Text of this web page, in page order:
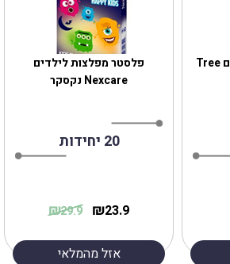
פלסטר מפלצות לילדים
Nexcare נקסקר
20 יחידות
23.9
₪
29.9
₪
אזל מהמלאי
פלסטר פלוס עוצר דימום Tree